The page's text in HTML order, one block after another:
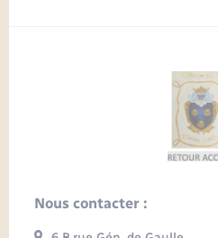
Nous contacter :